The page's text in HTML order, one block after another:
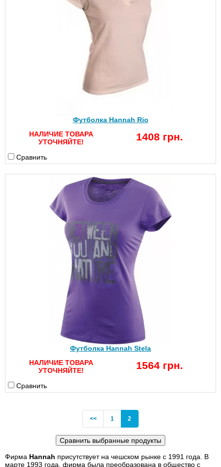
Футболка Hannah Rio
НАЛИЧИЕ ТОВАРА
УТОЧНЯЙТЕ!
1408 грн.
Сравнить
Футболка Hannah Stela
НАЛИЧИЕ ТОВАРА
УТОЧНЯЙТЕ!
1564 грн.
Сравнить
<<Previous
1 2
Фирма Hannah присутствует на чешском рынке с 1991 года. В
марте 1993 года, фирма была преобразована в общество с